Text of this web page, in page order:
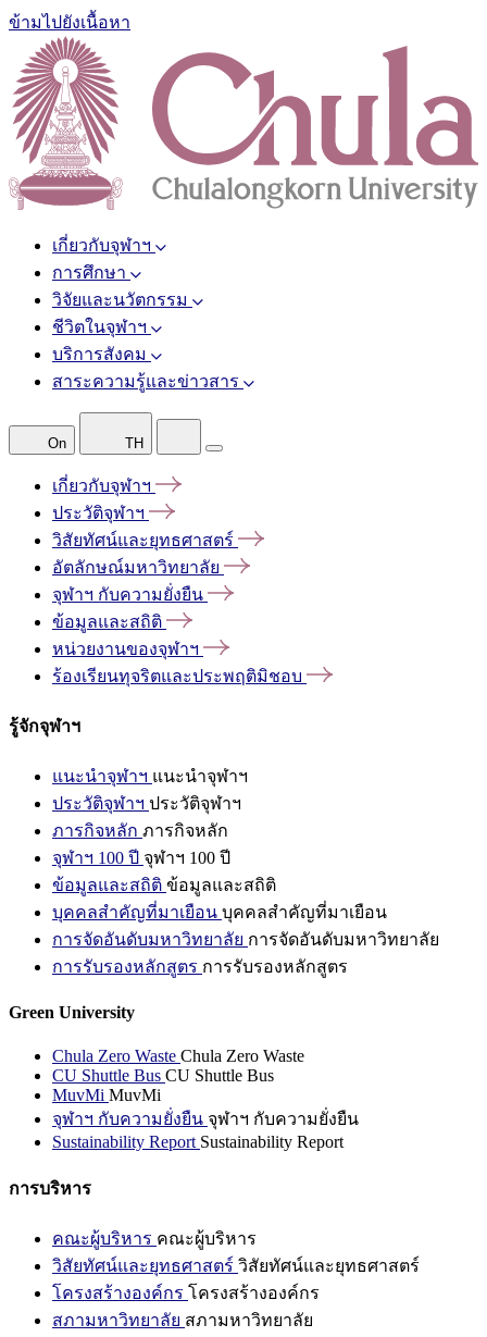
ข้ามไปยังเนื้อหา
เกี่ยวกับจุฬาฯ
การศึกษา
วิจัยและนวัตกรรม
ชีวิตในจุฬาฯ
บริการสังคม
สาระความรู้และข่าวสาร
On TH
เกี่ยวกับจุฬาฯ
ประวัติจุฬาฯ
วิสัยทัศน์และยุทธศาสตร์
อัตลักษณ์มหาวิทยาลัย
จุฬาฯ กับความยั่งยืน
ข้อมูลและสถิติ
หน่วยงานของจุฬาฯ
ร้องเรียนทุจริตและประพฤติมิชอบ
รู้จักจุฬาฯ
แนะนำจุฬาฯ แนะนำจุฬาฯ
ประวัติจุฬาฯ ประวัติจุฬาฯ
ภารกิจหลัก ภารกิจหลัก
จุฬาฯ 100 ปี จุฬาฯ 100 ปี
ข้อมูลและสถิติ ข้อมูลและสถิติ
บุคคลสำคัญที่มาเยือน บุคคลสำคัญที่มาเยือน
การจัดอันดับมหาวิทยาลัย การจัดอันดับมหาวิทยาลัย
การรับรองหลักสูตร การรับรองหลักสูตร
Green University
Chula Zero Waste Chula Zero Waste
CU Shuttle Bus CU Shuttle Bus
MuvMi MuvMi
จุฬาฯ กับความยั่งยืน จุฬาฯ กับความยั่งยืน
Sustainability Report Sustainability Report
การบริหาร
คณะผู้บริหาร คณะผู้บริหาร
วิสัยทัศน์และยุทธศาสตร์ วิสัยทัศน์และยุทธศาสตร์
โครงสร้างองค์กร โครงสร้างองค์กร
สภามหาวิทยาลัย สภามหาวิทยาลัย